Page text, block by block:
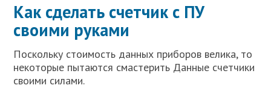
Как сделать счетчик с ПУ
своими руками
Поскольку стоимость данных приборов велика, то
некоторые пытаются смастерить Данные счетчики
своими силами.